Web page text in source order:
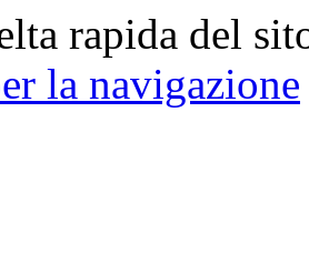
rapida del
la navigazione